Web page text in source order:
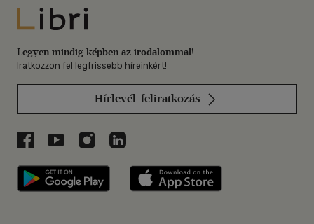
Libri
Legyen mindig képben az irodalommal!
Iratkozzon fel legfrissebb híreinkért!
Hírlevél-feliratkozás
Libri a Facebookon
Libri a Youtube-on
Libri az Instagramon
Libri a LinkedInen
Libri applikáció Szerezd meg: Google